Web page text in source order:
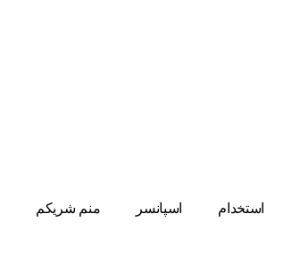
استخدام اسپانسر منم شریکم